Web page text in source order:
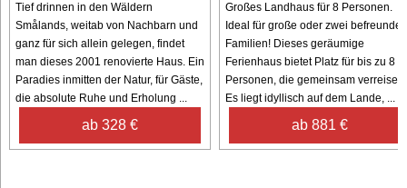
Tief drinnen in den Wäldern
Smålands, weitab von Nachbarn und
ganz für sich allein gelegen, findet
man dieses 2001 renovierte Haus. Ein
Paradies inmitten der Natur, für Gäste,
die absolute Ruhe und Erholung ...
ab 328 €
Großes Landhaus für 8 Personen.
Ideal für große oder zwei
Familien! Dieses geräumige
Ferienhaus bietet Platz für bis zu 8
Personen, die gemeinsam verreisen.
Es liegt idyllisch auf dem Lande, ...
ab 881 €